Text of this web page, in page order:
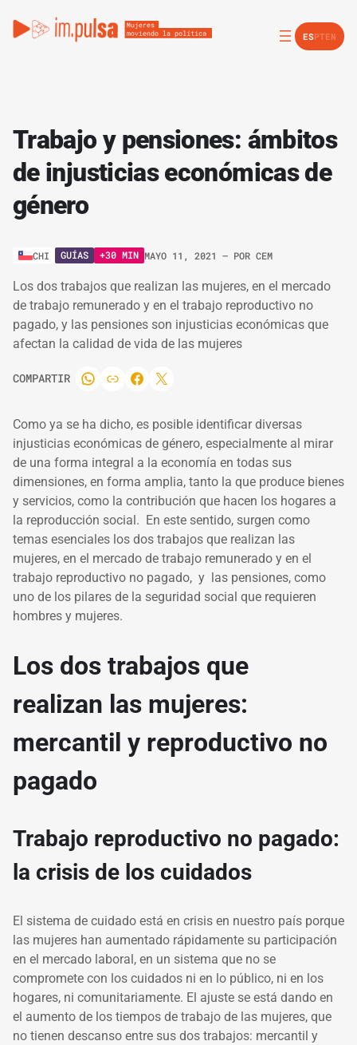
ESPTEN
Trabajo y pensiones: ámbitos
de injusticias económicas de
género
CHI GUÍAS +30 MIN MAYO 11, 2021 – POR CEM
Los dos trabajos que realizan las mujeres, en el mercado
de trabajo remunerado y en el trabajo reproductivo no
pagado, y las pensiones son injusticias económicas que
afectan la calidad de vida de las mujeres
COMPARTIR
Como ya se ha dicho, es posible identificar diversas
injusticias económicas de género, especialmente al mirar
de una forma integral a la economía en todas sus
dimensiones, en forma amplia, tanto la que produce bienes
y servicios, como la contribución que hacen los hogares a
la reproducción social. En este sentido, surgen como
temas esenciales los dos trabajos que realizan las
mujeres, en el mercado de trabajo remunerado y en el
trabajo reproductivo no pagado, y las pensiones, como
uno de los pilares de la seguridad social que requieren
hombres y mujeres.
Los dos trabajos que
realizan las mujeres:
mercantil y reproductivo no
pagado
Trabajo reproductivo no pagado:
la crisis de los cuidados
El sistema de cuidado está en crisis en nuestro país porque
las mujeres han aumentado rápidamente su participación
en el mercado laboral, en un sistema que no se
compromete con los cuidados ni en lo público, ni en los
hogares, ni comunitariamente. El ajuste se está dando en
el aumento de los tiempos de trabajo de las mujeres, que
no tienen descanso entre sus dos trabajos: mercantil y